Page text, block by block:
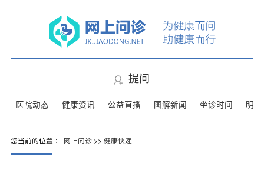
提问
医院动态 健康资讯 公益直播 图解新闻 坐诊时间 明
您当前的位置 ： 网上问诊>> 健康快递